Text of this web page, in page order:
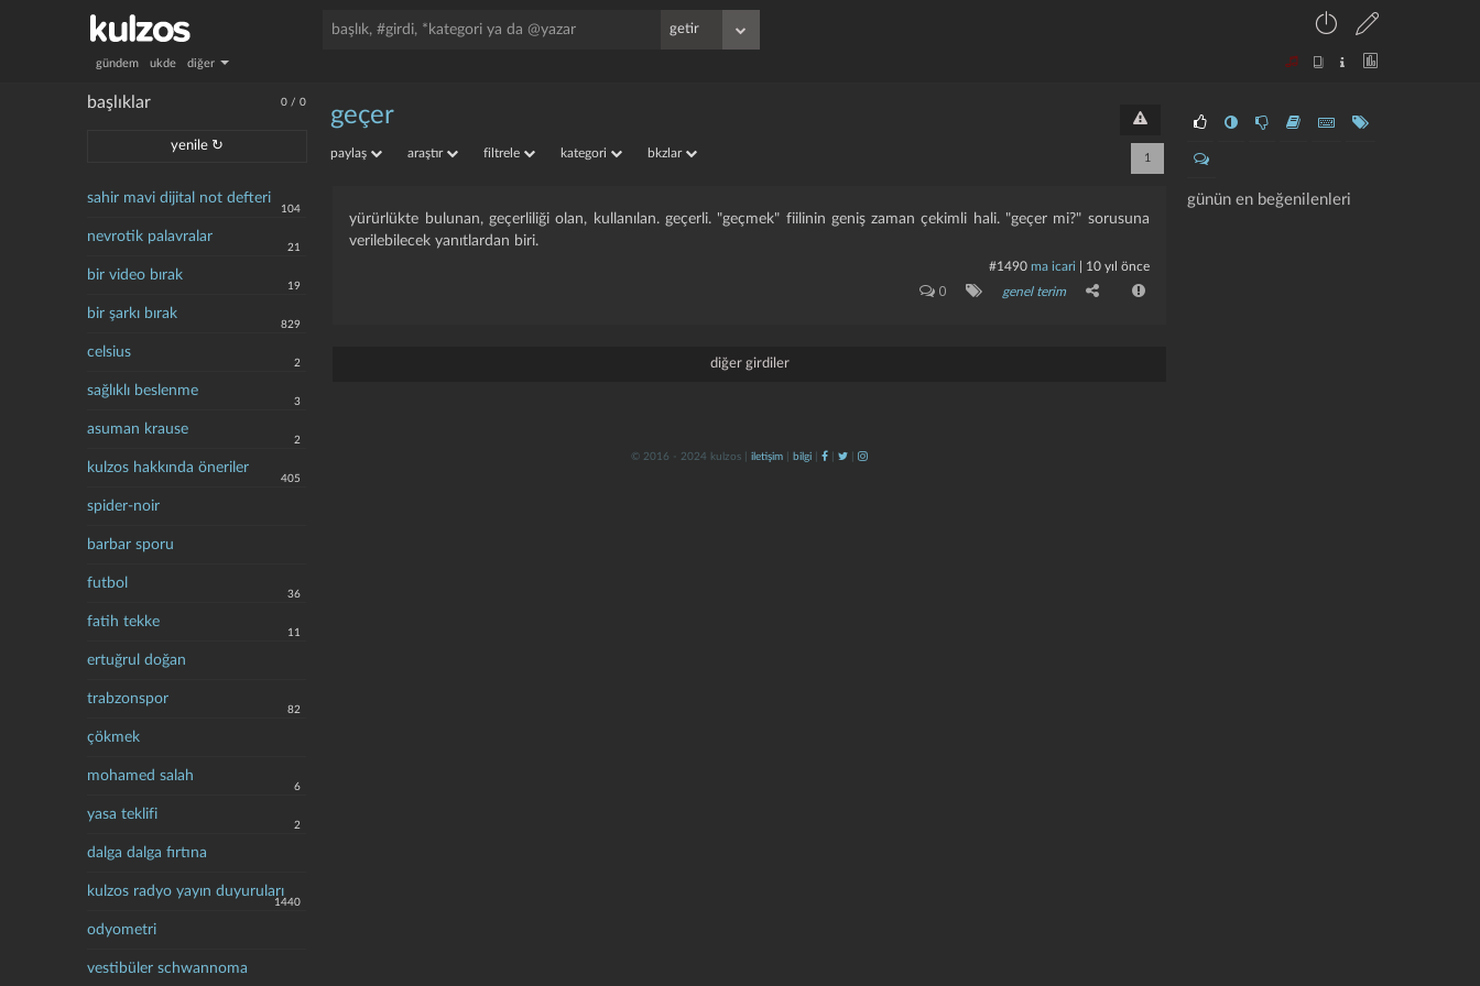
gündem ukde diğer
0 /0
başlıklar
yenile ↻
sahir mavi dijital not defteri
104
nevrotik palavralar
21
bir video bırak
19
bir şarkı bırak
829
celsius
2
sağlıklı beslenme
3
asuman krause
2
kulzos hakkında öneriler
405
spider-noir
barbar sporu
futbol
36
fatih tekke
11
ertuğrul doğan
trabzonspor
82
çökmek
mohamed salah
6
yasa teklifi
2
dalga dalga fırtına
kulzos radyo yayın duyuruları
1440
odyometri
vestibüler schwannoma
günün en beğenilenleri
geçer
paylaş araştır filtrele kategori bkzlar 1
yürürlükte bulunan, geçerliliği olan, kullanılan. geçerli. "geçmek" fiilinin geniş zaman çekimli hali. "geçer mi?" sorusuna
verilebilecek yanıtlardan biri.
#1490 ma icari 10 yıl önce
0 genel terim
diğer girdiler
© 2016 - 2024 kulzos | iletişim bilgi